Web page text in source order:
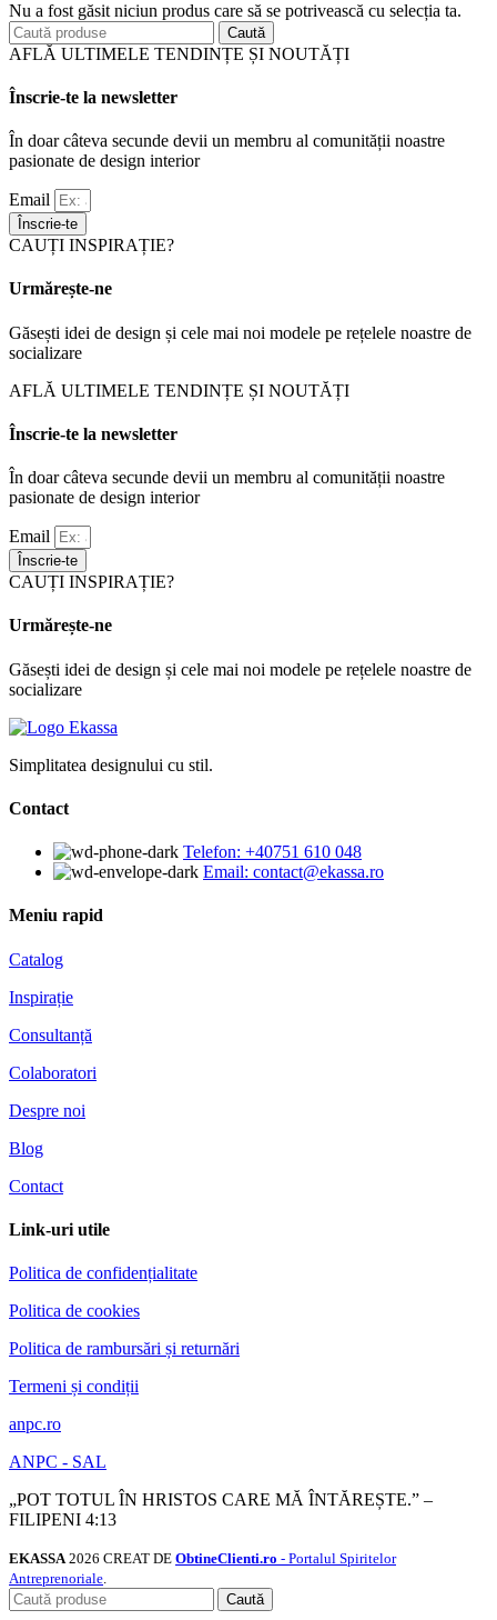
Nu a fost găsit niciun produs care să se potrivească cu selecția ta.
Caută
AFLĂ ULTIMELE TENDINȚE ȘI NOUTĂȚI
Înscrie-te la newsletter
În doar câteva secunde devii un membru al comunității noastre
pasionate de design interior
Email
Înscrie-te
CAUȚI INSPIRAȚIE?
Urmărește-ne
Găsești idei de design și cele mai noi modele pe rețelele noastre de
socializare
AFLĂ ULTIMELE TENDINȚE ȘI NOUTĂȚI
Înscrie-te la newsletter
În doar câteva secunde devii un membru al comunității noastre
pasionate de design interior
Email
Înscrie-te
CAUȚI INSPIRAȚIE?
Urmărește-ne
Găsești idei de design și cele mai noi modele pe rețelele noastre de
socializare
Simplitatea designului cu stil.
Contact
Telefon: +40751 610 048
Email: contact@ekassa.ro
Meniu rapid
Catalog
Inspirație
Consultanță
Colaboratori
Despre noi
Blog
Contact
Link-uri utile
Politica de confidențialitate
Politica de cookies
Politica de rambursări și returnări
Termeni și condiții
anpc.ro
ANPC - SAL
„POT TOTUL ÎN HRISTOS CARE MĂ ÎNTĂREȘTE.” –
FILIPENI 4:13
EKASSA 2026 CREAT DE ObtineClienti.ro - Portalul Spiritelor
Antreprenoriale.
Caută